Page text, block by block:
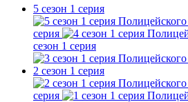
5 сезон 1 серия
серия
сезон 1 серия
2 сезон 1 серия
серия